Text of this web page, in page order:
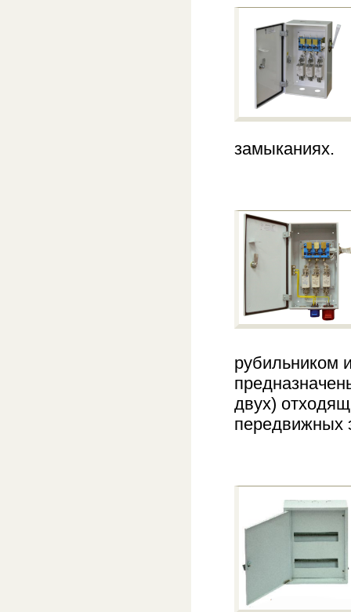
замыканиях.
двух)
передвижных